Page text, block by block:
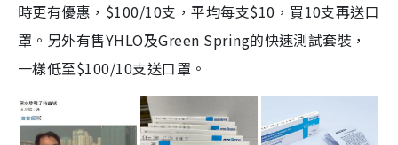
時更有優惠，$100/10支，平均每支$10，買10支再送口
罩。另外有售YHLO及Green Spring的快速測試套裝，
一樣低至$100/10支送口罩。